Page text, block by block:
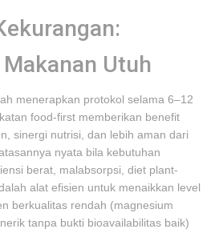
Utuh
menerapkan protokol selama 6–12
food-first memberikan benefit
sinergi nutrisi, dan lebih aman dari
nyata bila kebutuhan
berat, malabsorpsi, diet plant-
alat efisien untuk menaikkan level
berkualitas rendah (magnesium
tanpa bukti bioavailabilitas baik)